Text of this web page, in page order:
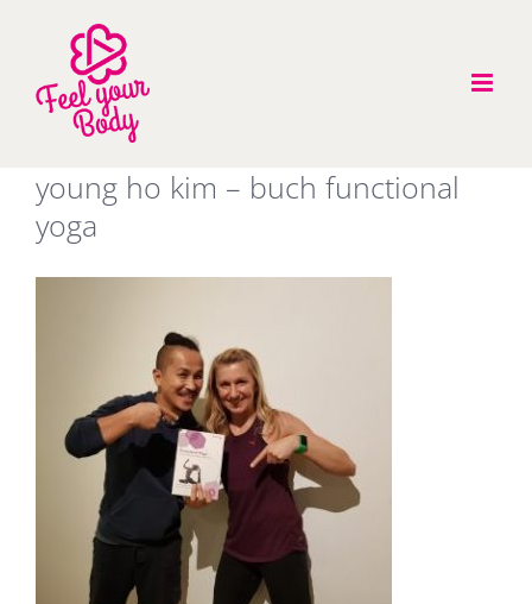
springen
young ho kim – buch functional
yoga